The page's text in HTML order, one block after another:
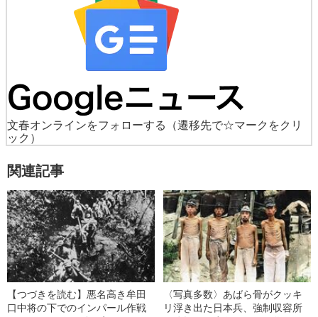
文春オンラインをフォローする
（遷移先で☆マークをクリ
ック）
関連記事
【つづきを読む】悪名高き牟田
口中将の下でのインパール作戦
〈写真多数〉あばら骨がクッキ
リ浮き出た日本兵、強制収容所